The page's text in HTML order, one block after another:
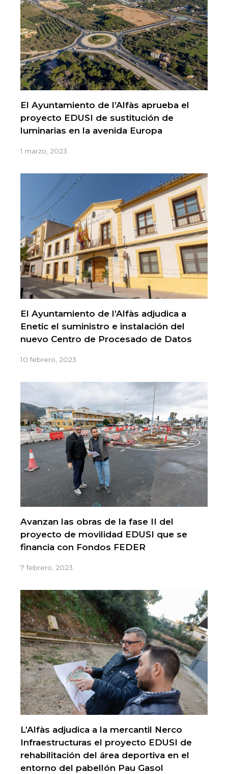
El Ayuntamiento de l’Alfàs aprueba el
proyecto EDUSI de sustitución de
luminarias en la avenida Europa
1 marzo, 2023
El Ayuntamiento de l’Alfàs adjudica a
Enetic el suministro e instalación del
nuevo Centro de Procesado de Datos
10 febrero, 2023
Avanzan las obras de la fase II del
proyecto de movilidad EDUSI que se
financia con Fondos FEDER
7 febrero, 2023
L’Alfàs adjudica a la mercantil Nerco
Infraestructuras el proyecto EDUSI de
rehabilitación del área deportiva en el
entorno del pabellón Pau Gasol